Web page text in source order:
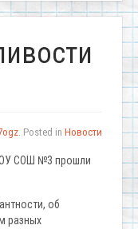
. Posted in Новости
СОШ №3 прошли
об
разных